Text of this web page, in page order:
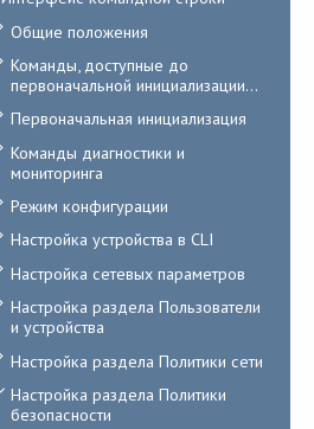
Общие положения
Команды, доступные до
первоначальной инициализации...
Первоначальная инициализация
Команды диагностики и
мониторинга
Режим конфигурации
Настройка устройства в CLI
Настройка сетевых параметров
Настройка раздела Пользователи
и устройства
Настройка раздела Политики сети
Настройка раздела Политики
безопасности